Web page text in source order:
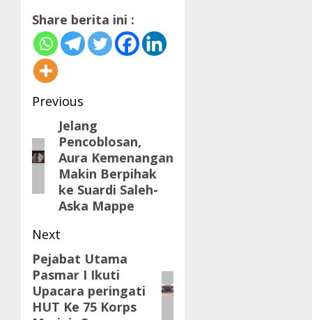
Share berita ini :
Post
navigation
Previous
Previous
post:
Jelang
Pencoblosan,
Aura Kemenangan
Makin Berpihak
ke Suardi Saleh-
Aska Mappe
Next
Next
post:
Pejabat Utama
Pasmar I Ikuti
Upacara peringati
HUT Ke 75 Korps